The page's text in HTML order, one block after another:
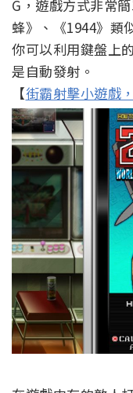
G，遊戲方式非常
蜂》、《1944》類
你可以利用鍵盤上
是自動發射。
【街霸射擊小遊戲